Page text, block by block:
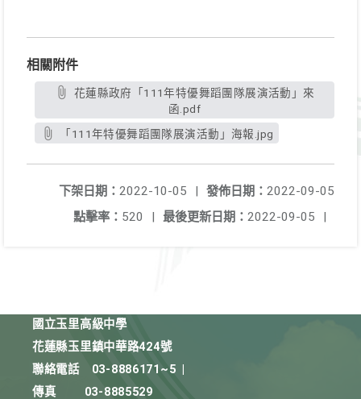
相關附件
函.pdf
「111年特優舞蹈團隊展演活動」海報.jpg
發佈日期： 2022-09-05
下架日期： 2022-10-05
|
最後更新日期： 2022-09-05 |
點擊率： 520 |
國立玉里高級中學
花蓮縣玉里鎮中華路424號
聯絡電話
03-8886171~5
傳真
03-8885529